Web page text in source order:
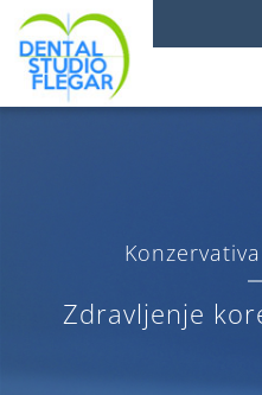
Zdravljenje